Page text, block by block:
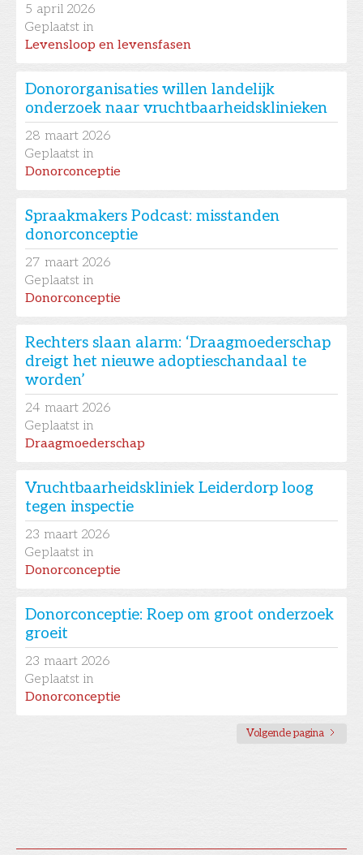
5 april 2026
Geplaatst in
Levensloop en levensfasen
Donororganisaties willen landelijk
onderzoek naar vruchtbaarheidsklinieken
28 maart 2026
Geplaatst in
Donorconceptie
Spraakmakers Podcast: misstanden
donorconceptie
27 maart 2026
Geplaatst in
Donorconceptie
Rechters slaan alarm: ‘Draagmoederschap
dreigt het nieuwe adoptieschandaal te
worden’
24 maart 2026
Geplaatst in
Draagmoederschap
Vruchtbaarheidskliniek Leiderdorp loog
tegen inspectie
23 maart 2026
Geplaatst in
Donorconceptie
Donorconceptie: Roep om groot onderzoek
groeit
23 maart 2026
Geplaatst in
Donorconceptie
Volgende pagina